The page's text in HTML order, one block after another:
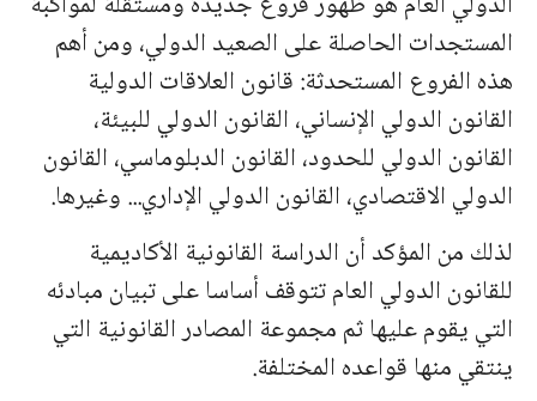
المستجدات الحاصلة على الصعيد الدولي، ومن أهم
هذه الفروع المستحدثة: قانون العلاقات الدولية
القانون الدولي الإنساني، القانون الدولي للبيئة،
القانون الدولي للحدود، القانون الدبلوماسي، القانون
الدولي الاقتصادي، القانون الدولي الإداري... وغيرها.
لذلك من المؤكد أن الدراسة القانونية الأكاديمية
للقانون الدولي العام تتوقف أساسا على تبيان مبادئه
التي يقوم عليها ثم مجموعة المصادر القانونية التي
ينتقي منها قواعده المختلفة.